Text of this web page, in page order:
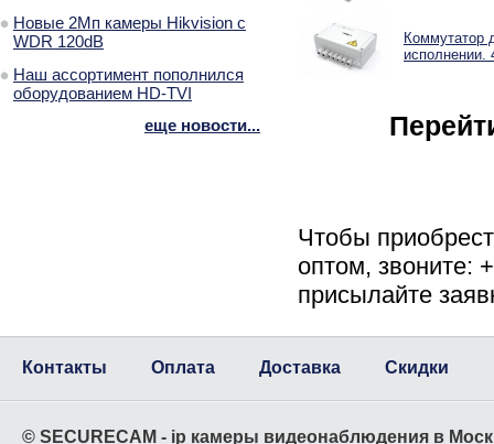
Коммутатор
исполнении.
Чтобы
оптом, звоните:
присылайте
Новые 2Мп камеры Hikvision с
WDR 120dB
Наш ассортимент пополнился
оборудованием HD-TVI
еще новости...
Контакты Оплата Доставка Скидки
© SECURECAM - ip камеры видеонаблюдения в